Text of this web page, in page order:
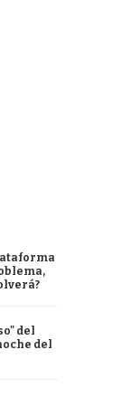
del
del